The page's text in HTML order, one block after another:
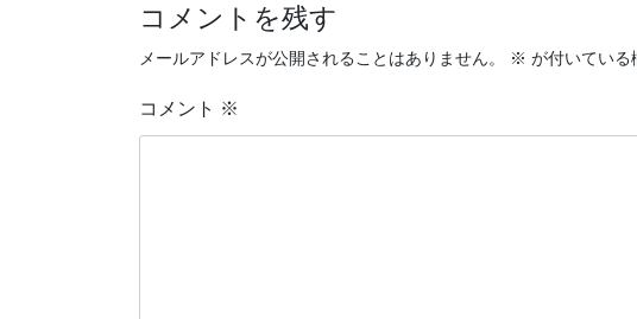
ナ
ビ
ゲ
ー
コメントを残す
メールアドレスが公開されることはありません。 ※ が付いている
コメント ※